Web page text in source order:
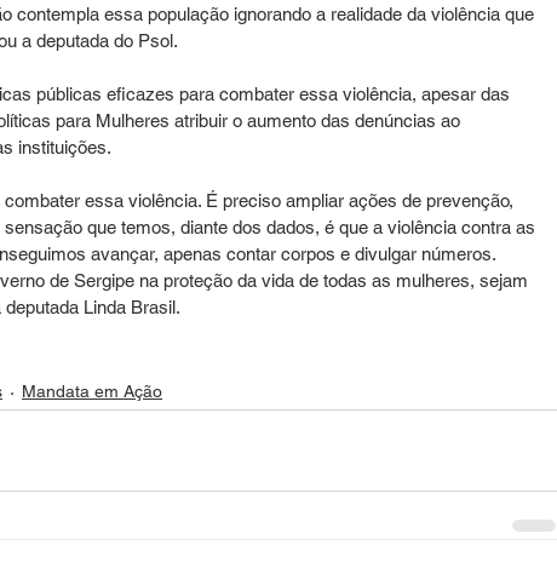
contempla essa população ignorando a realidade da violência que
a deputada do Psol.
públicas eficazes para combater essa violência, apesar das
para Mulheres atribuir o aumento das denúncias ao
instituições.
essa violência. É preciso ampliar ações de prevenção,
que temos, diante dos dados, é que a violência contra as
avançar, apenas contar corpos e divulgar números.
de Sergipe na proteção da vida de todas as mulheres, sejam
Linda Brasil.
Mandata em Ação